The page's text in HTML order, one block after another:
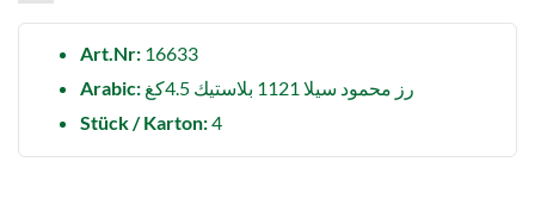
Art.Nr:16633
Arabic:
رز محمود سيلا 1121 بلاستيك 4.5كغ
Stück / Karton:4